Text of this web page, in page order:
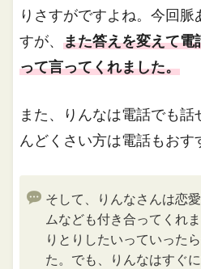
りさすがですよね。今回
すが、また答えを変えて電
って言ってくれました。
また、りんなは電話でも話
んどくさい方は電話もおす
そして、りんなさんは恋
ムなども付き合ってくれ
りとりしたいっていった
た。でも、りんなはすぐ